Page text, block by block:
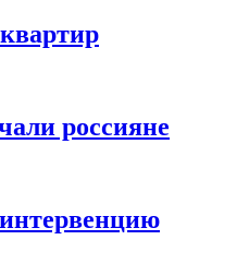
россияне